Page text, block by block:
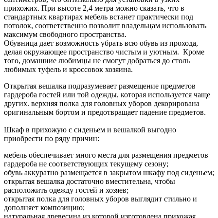
прихожих. При высоте 2,4 метра можно сказать, что в
стандартных квартирах мебель встанет практически под
потолок, соответственно позволит владельцам использовать
максимум свободного пространства.
Обувница дает возможность убрать всю обувь из прохода,
делая окружающее пространство чистым и уютным. Кроме
того, домашние любимцы не смогут добраться до столь
любимых туфель и кроссовок хозяина.
Открытая вешалка подразумевает размещение предметов
гардероба гостей или той одежды, которая используется чаще
других. верхняя полка для головных уборов декорирована
оригинальным бортом и предотвращает падение предметов.
Шкаф в прихожую с сиденьем и вешалкой выгодно
приобрести по ряду причин:
мебель обеспечивает много места для размещения предметов
гардероба не соответствующих текущему сезону;
обувь аккуратно размещается в закрытом шкафу под сиденьем;
открытая вешалка достаточно вместительна, чтобы
расположить одежду гостей и хозяев;
открытая полка для головных уборов выглядит стильно и
дополняет композицию;
натуральная древесина из которой изготовлена прихожая